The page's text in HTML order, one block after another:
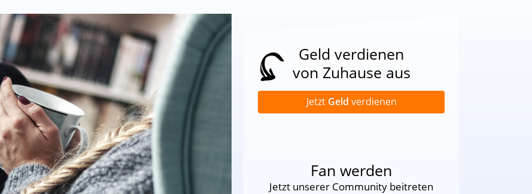
Geld verdienen
von Zuhause aus
Jetzt Geld verdienen
Fan werden
Jetzt unserer Community beitreten